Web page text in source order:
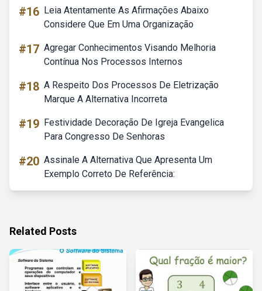
#16 Leia Atentamente As Afirmações Abaixo
Considere Que Em Uma Organização
#17 Agregar Conhecimentos Visando Melhoria
Contínua Nos Processos Internos
#18 A Respeito Dos Processos De Eletrização
Marque A Alternativa Incorreta
#19 Festividade Decoração De Igreja Evangelica
Para Congresso De Senhoras
#20 Assinale A Alternativa Que Apresenta Um
Exemplo Correto De Referência:
Related Posts